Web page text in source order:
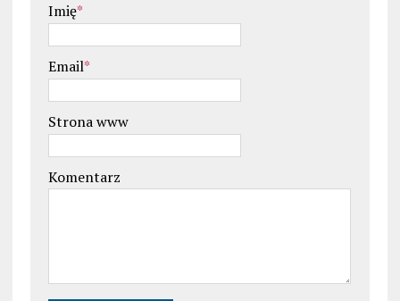
Imię*
Email*
Strona www
Komentarz